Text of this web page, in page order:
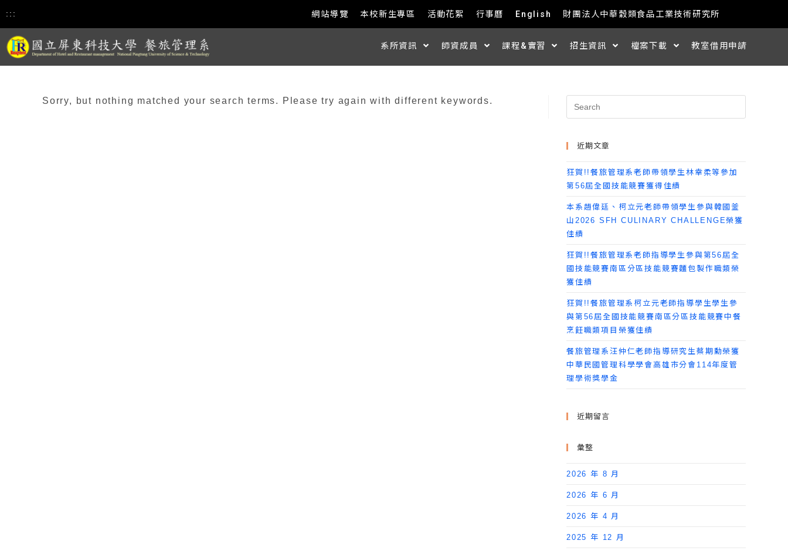
::: 網站導覽 本校新生專區 活動花絮 行事曆 English 財團法人中華穀類食品工業技術研究所
系所資訊 師資成員 課程&實習 招生資訊 檔案下載 教室借用申請
Sorry, but nothing matched your search terms. Please try again with different keywords.
近期文章
狂賀!!餐旅管理系老師帶領學生林幸柔等參加
第56屆全國技能競賽獲得佳績
本系趙偉廷、柯立元老師帶領學生參與韓國釜
山2026 SFH CULINARY CHALLENGE榮獲
佳績
狂賀!!餐旅管理系老師指導學生參與第56屆全
國技能競賽南區分區技能競賽麵包製作職類榮
獲佳績
狂賀!!餐旅管理系柯立元老師指導學生學生參
與第56屆全國技能競賽南區分區技能競賽中餐
烹飪職類項目榮獲佳績
餐旅管理系汪仲仁老師指導研究生蔡期勳榮獲
中華民國管理科學學會高雄市分會114年度管
理學術獎學金
近期留言
彙整
2026 年 8 月
2026 年 6 月
2026 年 4 月
2025 年 12 月